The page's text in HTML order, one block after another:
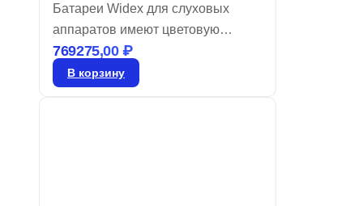
Батареи Widex для слуховых
аппаратов имеют цветовую
кодировку, обозначающую размер,
и представляют собой воздушно-
769275,00₽
В корзину